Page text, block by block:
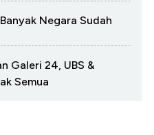
Negara Sudah
Galeri 24, UBS &
Semua